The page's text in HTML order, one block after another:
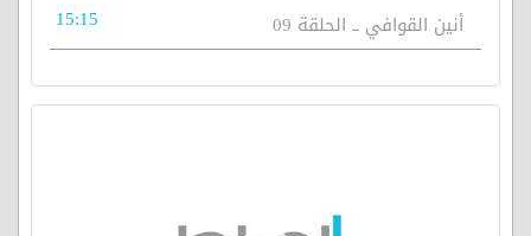
أنين القوافي ــ الحلقة 09 15:15